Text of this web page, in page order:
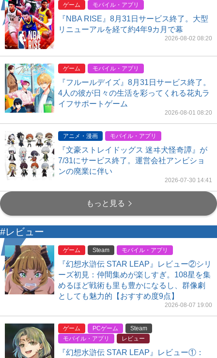
ゲーム モバイル・アプリ
『NBA RISE』8月31日サービス終了。大型
リニューアルを経て約4年9カ月で幕
2026-08-02 08:20
ゲーム モバイル・アプリ
『フルールデイズ』8月31日サービス終了。
4人の彼が日々の生活を彩ってくれる花丸ラ
イフサポートゲーム
2026-08-01 08:20
アニメ・漫画 モバイル・アプリ
『文豪ストレイドッグス 迷ヰ犬怪奇譚』が
7/31にサービス終了。運営会社アンビショ
ンの廃業に伴い
2026-07-30 14:41
もっと見る
#レビュー
ゲーム Steam モバイル・アプリ
『幻想水滸伝 STAR LEAP』レビュー②シリ
ーズ初見：仲間集めが楽しすぎ。108星を集
めるほど戦術も里も豊かになるし、群像劇
としても魅力的【おすすめ度9点】
2026-08-07 19:00
ゲーム PCゲーム
Steam
モバイル・アプリ
レビュー
『幻想水滸伝 STAR LEAP』レビュー①：